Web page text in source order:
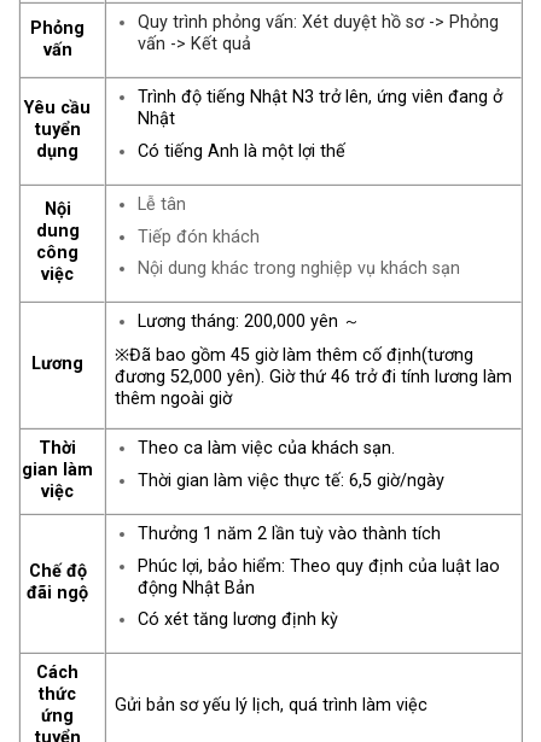
Phỏng
vấn
Quy trình phỏng vấn: Xét duyệt hồ sơ -> Phỏng
vấn -> Kết quả
Yêu cầu
tuyển
dụng
Trình độ tiếng Nhật N3 trở lên, ứng viên đang ở
Nhật
Có tiếng Anh là một lợi thế
Nội
dung
công
việc
Lễ tân
Tiếp đón khách
Nội dung khác trong nghiệp vụ khách sạn
Lương
Lương tháng: 200,000 yên ～
※Đã bao gồm 45 giờ làm thêm cố định(tương
đương 52,000 yên). Giờ thứ 46 trở đi tính lương làm
thêm ngoài giờ
Thời
gian làm
việc
Theo ca làm việc của khách sạn.
Thời gian làm việc thực tế: 6,5 giờ/ngày
Chế độ
đãi ngộ
Thưởng 1 năm 2 lần tuỳ vào thành tích
Phúc lợi, bảo hiểm: Theo quy định của luật lao
động Nhật Bản
Có xét tăng lương định kỳ
Cách
thức
ứng
Gửi bản sơ yếu lý lịch, quá trình làm việc